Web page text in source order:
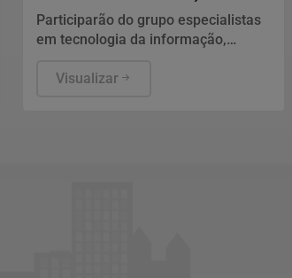
nas eleições
Participarão do grupo especialistas
em tecnologia da informação,
internacionais e saúde pública. Os
Visualizar